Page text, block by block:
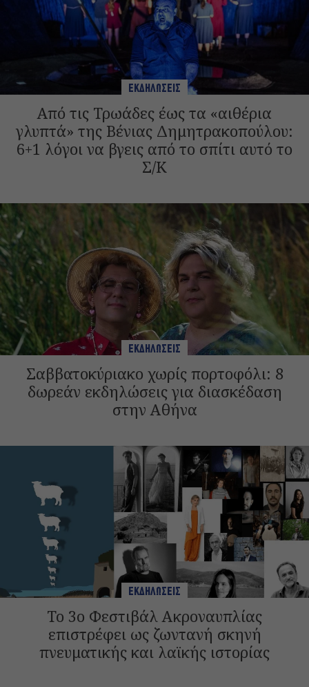
ΕΚΔΗΛΩΣΕΙΣ
Από τις Τρωάδες έως τα «αιθέρια
γλυπτά» της Βένιας Δημητρακοπούλου:
6+1 λόγοι να βγεις από το σπίτι αυτό το
Σ/Κ
ΕΚΔΗΛΩΣΕΙΣ
Σαββατοκύριακο χωρίς πορτοφόλι: 8
δωρεάν εκδηλώσεις για διασκέδαση
στην Αθήνα
ΕΚΔΗΛΩΣΕΙΣ
Το 3ο Φεστιβάλ Ακροναυπλίας
επιστρέφει ως ζωντανή σκηνή
πνευματικής και λαϊκής ιστορίας